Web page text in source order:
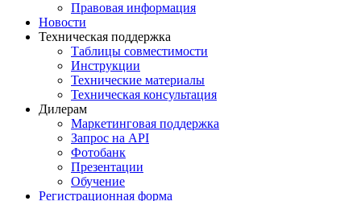
Правовая информация
Новости
Техническая поддержка
Таблицы совместимости
Инструкции
Технические материалы
Техническая консультация
Дилерам
Маркетинговая поддержка
Запрос на API
Фотобанк
Презентации
Обучение
Регистрационная форма